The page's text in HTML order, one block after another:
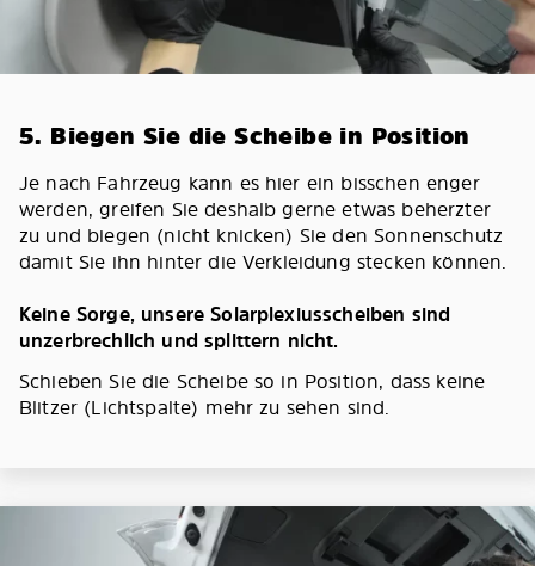
5. Biegen Sie die Scheibe in Position
Je nach Fahrzeug kann es hier ein bisschen enger
werden, greifen Sie deshalb gerne etwas beherzter
zu und biegen (nicht knicken) Sie den Sonnenschutz
damit Sie ihn hinter die Verkleidung stecken können.
Keine Sorge, unsere Solarplexiusscheiben sind
unzerbrechlich und splittern nicht.
Schieben Sie die Scheibe so in Position, dass keine
Blitzer (Lichtspalte) mehr zu sehen sind.